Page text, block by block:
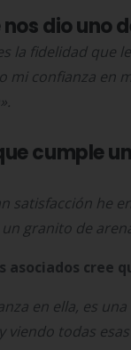
dio uno
la fidelidad que
mi confianza en
cumple
satisfacción he
granito de
asociados cree
en ella, es
viendo todas